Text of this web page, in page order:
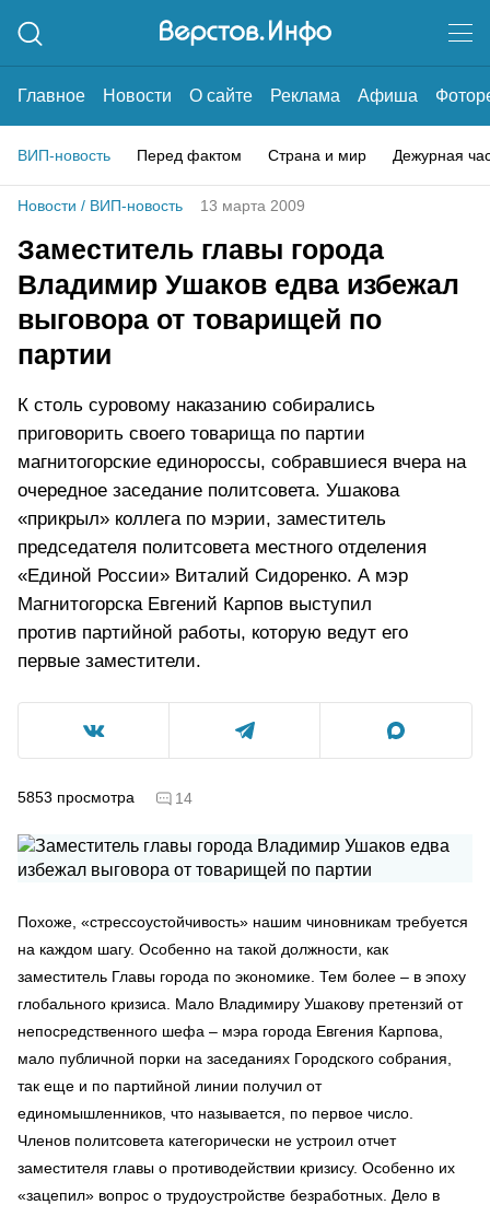
Главное Новости О сайте Реклама Афиша
ВИП-новость Перед фактом Страна и мир Дежурная
Новости / ВИП-новость 13 марта 2009
Заместитель главы города
Владимир Ушаков едва избежал
выговора от товарищей по
партии
К столь суровому наказанию собирались
приговорить своего товарища по партии
магнитогорские единороссы, собравшиеся вчера на
очередное заседание политсовета. Ушакова
«прикрыл» коллега по мэрии, заместитель
председателя политсовета местного отделения
«Единой России» Виталий Сидоренко. А мэр
Магнитогорска Евгений Карпов выступил
против партийной работы, которую ведут его
первые заместители.
5853 просмотра 14
Похоже, «стрессоустойчивость» нашим чиновникам требуется
на каждом шагу. Особенно на такой должности, как
заместитель Главы города по экономике. Тем более – в эпоху
глобального кризиса. Мало Владимиру Ушакову претензий от
непосредственного шефа – мэра города Евгения Карпова,
мало публичной порки на заседаниях Городского собрания,
так еще и по партийной линии получил от
единомышленников, что называется, по первое число.
Членов политсовета категорически не устроил отчет
заместителя главы о противодействии кризису. Особенно их
«зацепил» вопрос о трудоустройстве безработных. Дело в